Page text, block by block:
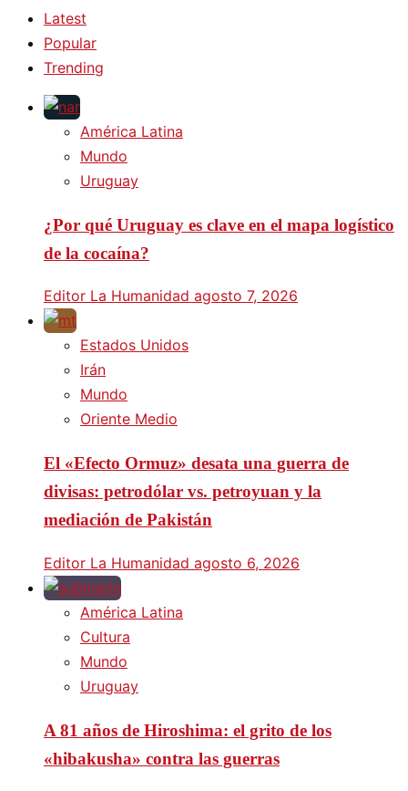
Latest
Popular
Trending
América Latina
Mundo
Uruguay
¿Por qué Uruguay es clave en el mapa logístico
de la cocaína?
Editor La Humanidad agosto 7, 2026
Estados Unidos
Irán
Mundo
Oriente Medio
El «Efecto Ormuz» desata una guerra de
divisas: petrodólar vs. petroyuan y la
mediación de Pakistán
Editor La Humanidad agosto 6, 2026
América Latina
Cultura
Mundo
Uruguay
A 81 años de Hiroshima: el grito de los
«hibakusha» contra las guerras